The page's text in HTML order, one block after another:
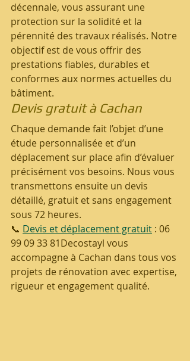
décennale, vous assurant une
protection sur la solidité et la
pérennité des travaux réalisés. Notre
objectif est de vous offrir des
prestations fiables, durables et
conformes aux normes actuelles du
bâtiment.
Devis gratuit à Cachan
Chaque demande fait l’objet d’une
étude personnalisée et d’un
déplacement sur place afin d’évaluer
précisément vos besoins. Nous vous
transmettons ensuite un devis
détaillé, gratuit et sans engagement
sous 72 heures.
📞 Devis et déplacement gratuit : 06
99 09 33 81Decostayl vous
accompagne à Cachan dans tous vos
projets de rénovation avec expertise,
rigueur et engagement qualité.